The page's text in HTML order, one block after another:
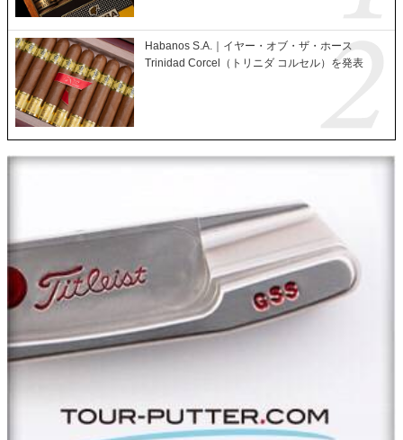
Habanos S.A.｜イヤー・オブ・ザ・ホース
Trinidad Corcel（トリニダ コルセル）を発表